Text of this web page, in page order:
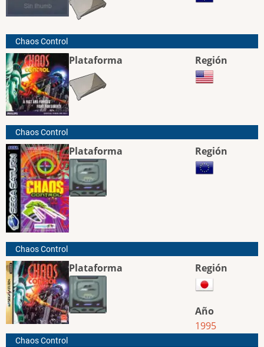
Chaos Control
Plataforma Región
Chaos Control
Plataforma Región
Chaos Control
Plataforma Región
Año
1995
Chaos Control